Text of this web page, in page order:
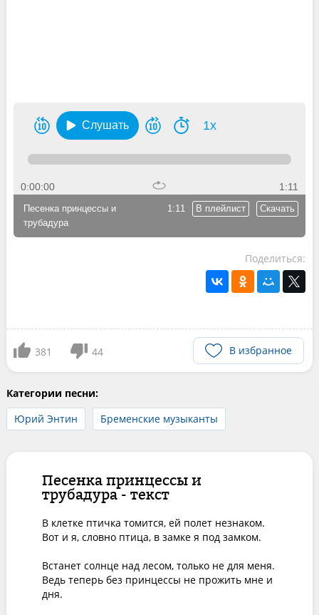
Слушать 1x
0:00:00 1:11
1:11 В плейлист Скачать
Песенка принцессы и
трубадура
Поделиться:
381 44 В избранное
Категории песни:
Юрий Энтин
Бременские музыканты
Песенка принцессы и
трубадура - текст
В клетке птичка томится, ей полет незнаком.
Вот и я, словно птица, в замке я под замком.
Встанет солнце над лесом, только не для меня.
Ведь теперь без принцессы не прожить мне и
дня.